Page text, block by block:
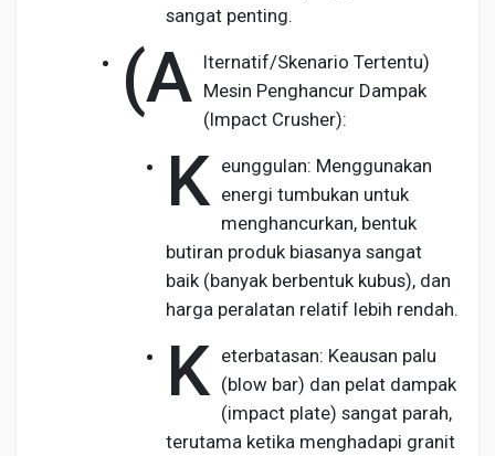
sangat penting.
(A lternatif/Skenario Tertentu)
Mesin Penghancur Dampak
(Impact Crusher):
K eunggulan: Menggunakan
energi tumbukan untuk
menghancurkan, bentuk
butiran produk biasanya sangat
baik (banyak berbentuk kubus), dan
harga peralatan relatif lebih rendah.
K eterbatasan: Keausan palu
(blow bar) dan pelat dampak
(impact plate) sangat parah,
terutama ketika menghadapi granit